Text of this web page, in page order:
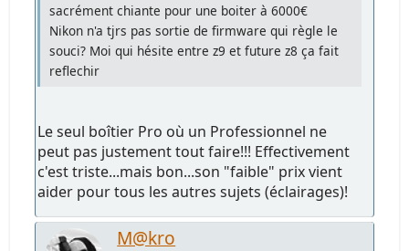
sacrément chiante pour une boiter à 6000€
Nikon n'a tjrs pas sortie de firmware qui règle le
souci? Moi qui hésite entre z9 et future z8 ça fait
reflechir
Le seul boîtier Pro où un Professionnel ne
peut pas justement tout faire!!! Effectivement
c'est triste...mais bon...son "faible" prix vient
aider pour tous les autres sujets (éclairages)!
M@kro